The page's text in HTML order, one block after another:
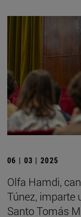
06 | 03 | 2025
Olfa Hamdi,
Túnez, imparte
Santo Tomás